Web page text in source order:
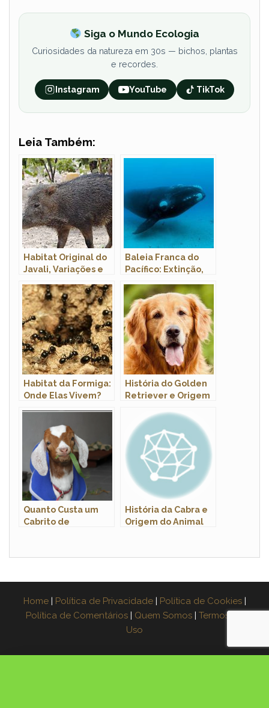
Siga o Mundo Ecologia
Curiosidades da natureza em 30s — bichos, plantas
e recordes.
Instagram YouTube TikTok
Leia Também:
Habitat Original do
Javali, Variações e
Baleia Franca do
Pacífico: Extinção,
Habitat e Fotos
Habitat da Formiga:
Onde Elas Vivem?
História do Golden
Retriever e Origem
Quanto Custa um
Cabrito de
História da Cabra e
Origem do Animal
Home | Política de Privacidade | Política de Cookies |
Política de Comentários | Quem Somos | Termos de
Uso